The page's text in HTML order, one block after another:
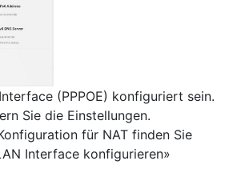
(PPPOE) konfiguriert sein.
Sie die Einstellungen.
für NAT finden Sie
Interface konfigurieren»